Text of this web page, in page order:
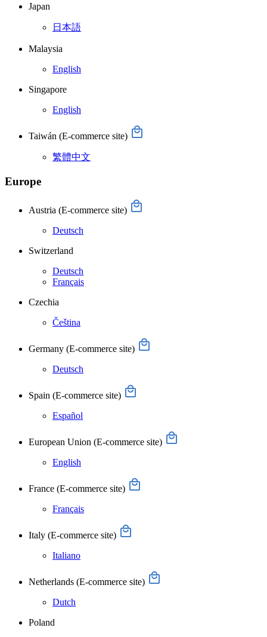
Japan
日本語
Malaysia
English
Singapore
English
Taiwán (E-commerce site)
繁體中文
Europe
Austria (E-commerce site)
Deutsch
Switzerland
Deutsch
Français
Czechia
Čeština
Germany (E-commerce site)
Deutsch
Spain (E-commerce site)
Español
European Union (E-commerce site)
English
France (E-commerce site)
Français
Italy (E-commerce site)
Italiano
Netherlands (E-commerce site)
Dutch
Poland